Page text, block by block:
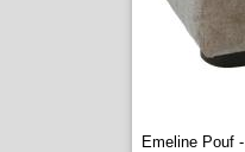
Emeline Pouf -